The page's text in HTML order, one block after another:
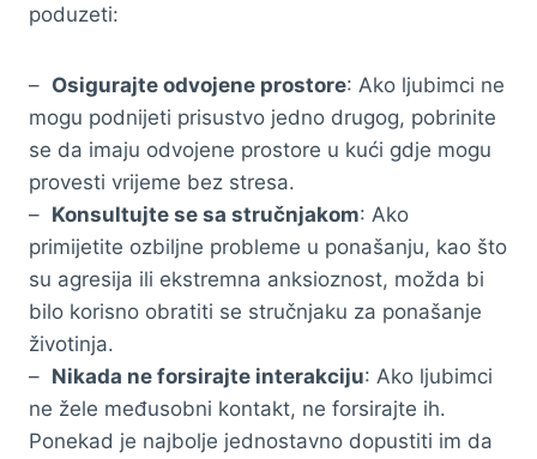
poduzeti:
– Osigurajte odvojene prostore: Ako ljubimci ne
mogu podnijeti prisustvo jedno drugog, pobrinite
se da imaju odvojene prostore u kući gdje mogu
provesti vrijeme bez stresa.
– Konsultujte se sa stručnjakom: Ako
primijetite ozbiljne probleme u ponašanju, kao što
su agresija ili ekstremna anksioznost, možda bi
bilo korisno obratiti se stručnjaku za ponašanje
životinja.
– Nikada ne forsirajte interakciju: Ako ljubimci
ne žele međusobni kontakt, ne forsirajte ih.
Ponekad je najbolje jednostavno dopustiti im da